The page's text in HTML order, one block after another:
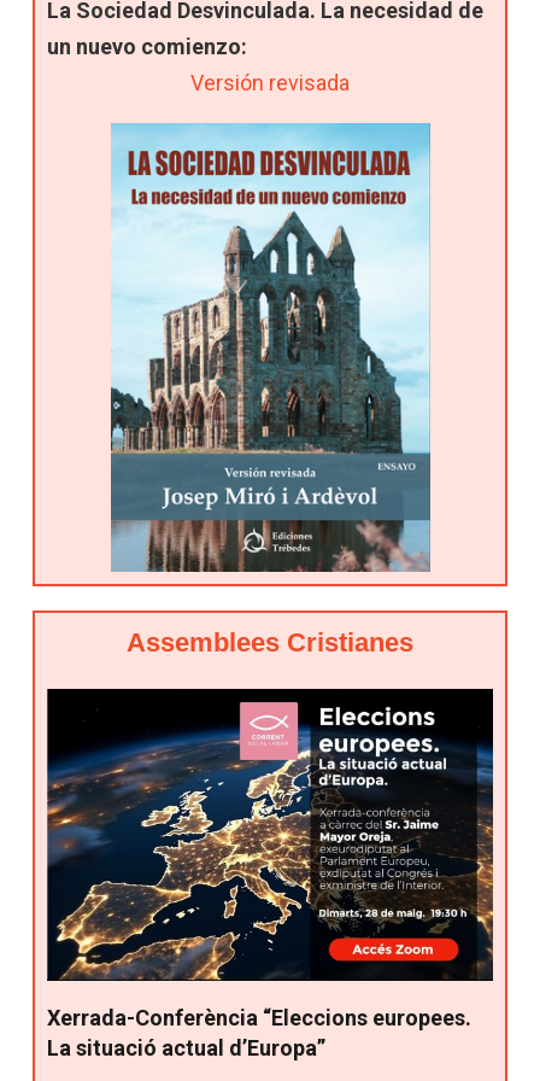
La Sociedad Desvinculada. La necesidad de
un nuevo comienzo:
Versión revisada
Assemblees Cristianes
Xerrada-Conferència “Eleccions europees.
La situació actual d’Europa”